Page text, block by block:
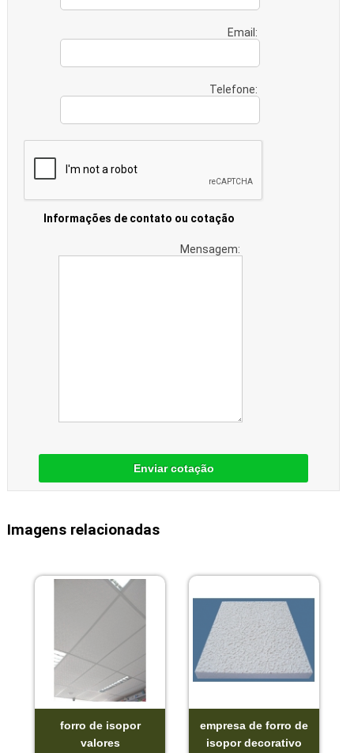
Email:
Telefone:
Informações de contato ou cotação
Mensagem:
Enviar cotação
Imagens relacionadas
forro de isopor
valores
empresa de forro de
isopor decorativo